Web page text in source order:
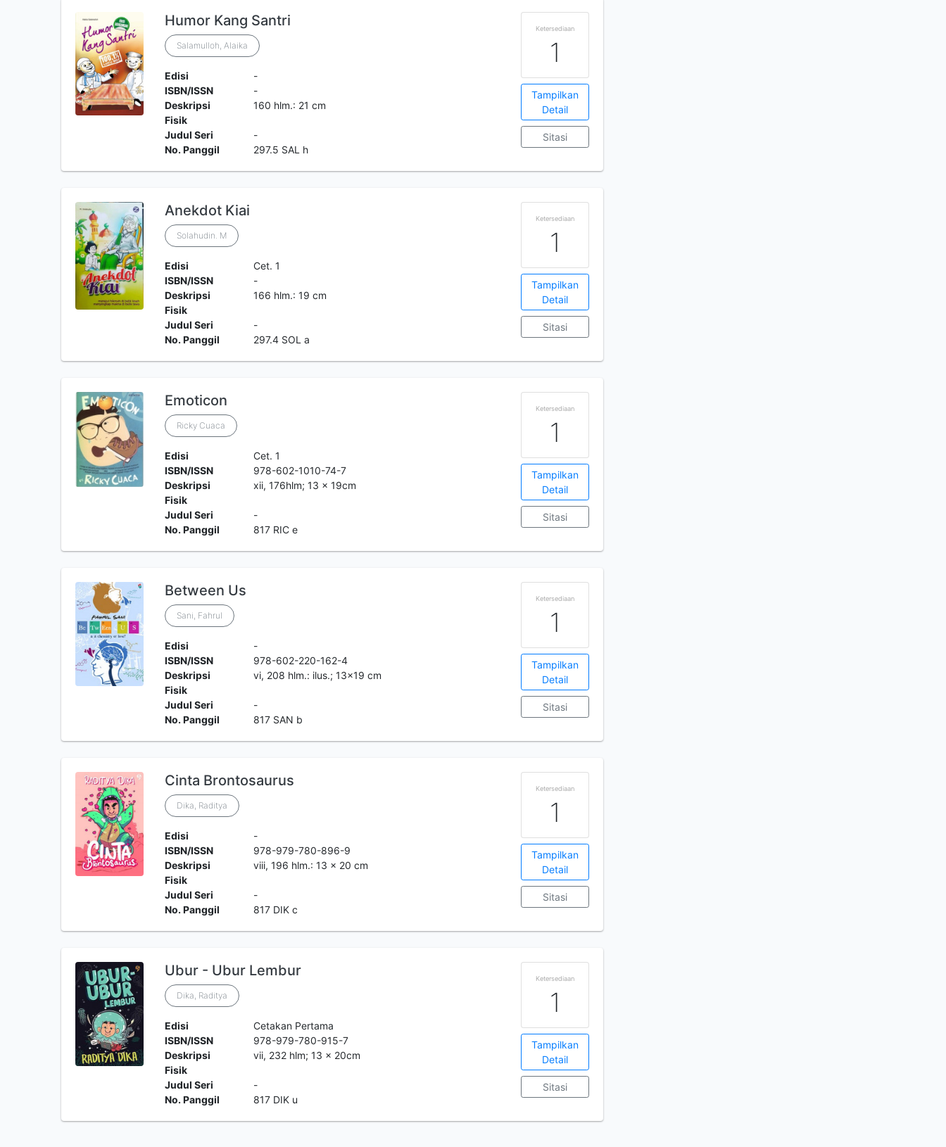
Humor Kang Santri
Salamulloh, Alaika
Edisi
-
ISBN/ISSN
-
Deskripsi
Fisik
160 hlm.: 21 cm
Judul Seri
-
No. Panggil
297.5 SAL h
Ketersediaan
1
Tampilkan
Detail
Sitasi
Anekdot Kiai
Solahudin. M
Edisi
Cet. 1
ISBN/ISSN
-
Deskripsi
Fisik
166 hlm.: 19 cm
Judul Seri
-
No. Panggil
297.4 SOL a
Ketersediaan
1
Tampilkan
Detail
Sitasi
Emoticon
Ricky Cuaca
Edisi
Cet. 1
ISBN/ISSN
978-602-1010-74-7
Deskripsi
Fisik
xii, 176hlm; 13 x 19cm
Judul Seri
-
No. Panggil
817 RIC e
Ketersediaan
1
Tampilkan
Detail
Sitasi
Between Us
Sani, Fahrul
Edisi
-
ISBN/ISSN
978-602-220-162-4
Deskripsi
Fisik
vi, 208 hlm.: ilus.; 13x19 cm
Judul Seri
-
No. Panggil
817 SAN b
Ketersediaan
1
Tampilkan
Detail
Sitasi
Cinta Brontosaurus
Dika, Raditya
Edisi
-
ISBN/ISSN
978-979-780-896-9
Deskripsi
Fisik
viii, 196 hlm.: 13 x 20 cm
Judul Seri
-
No. Panggil
817 DIK c
Ketersediaan
1
Tampilkan
Detail
Sitasi
Ubur - Ubur Lembur
Dika, Raditya
Edisi
Cetakan Pertama
ISBN/ISSN
978-979-780-915-7
Deskripsi
Fisik
vii, 232 hlm; 13 x 20cm
Judul Seri
-
No. Panggil
817 DIK u
Ketersediaan
1
Tampilkan
Detail
Sitasi